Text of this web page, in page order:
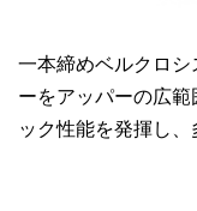
一本締めベルクロ
ーをアッパーの広
ック性能を発揮し、